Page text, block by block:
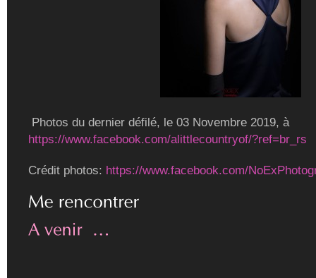
Photos du dernier défilé, le 03 Novembre 2019, à
https://www.facebook.com/alittlecountryof/?ref=br_rs
Crédit photos: https://www.facebook.com/